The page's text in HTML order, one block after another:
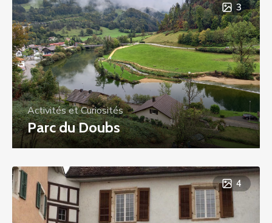
3
Activités et Curiosités
Parc du Doubs
4